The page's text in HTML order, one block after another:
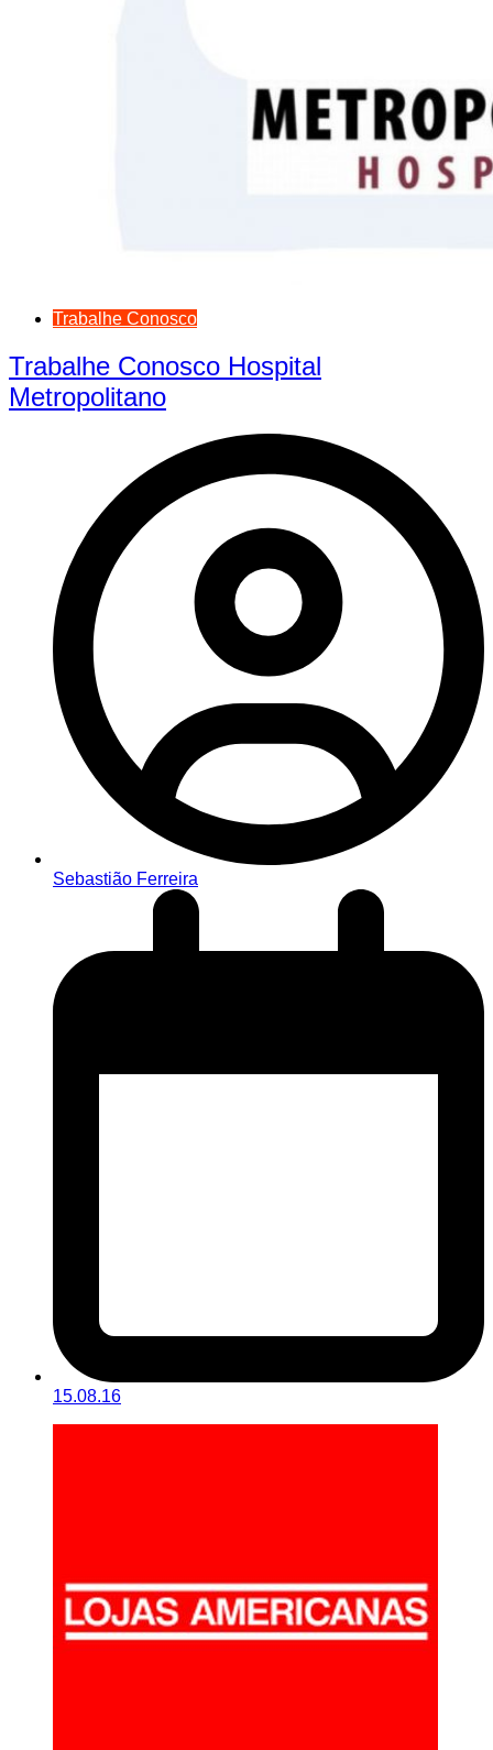
Trabalhe Conosco
Trabalhe Conosco Hospital
Metropolitano
Sebastião Ferreira
15.08.16